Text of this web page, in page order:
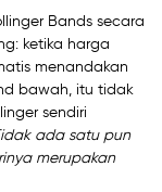
Bands secara
ketika harga
menandakan
bawah, itu tidak
sendiri
ada satu pun
merupakan